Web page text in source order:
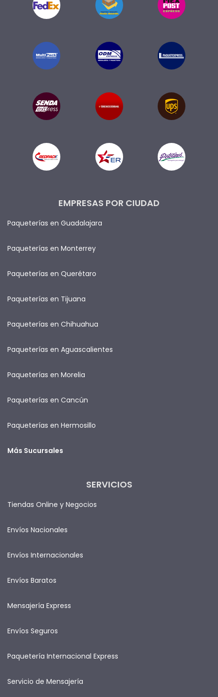
EMPRESAS POR CIUDAD
Paqueterías en Guadalajara
Paqueterías en Monterrey
Paqueterías en Querétaro
Paqueterías en Tijuana
Paqueterías en Chihuahua
Paqueterías en Aguascalientes
Paqueterías en Morelia
Paqueterías en Cancún
Paqueterías en Hermosillo
Más Sucursales
SERVICIOS
Tiendas Online y Negocios
Envíos Nacionales
Envíos Internacionales
Envíos Baratos
Mensajería Express
Envíos Seguros
Paquetería Internacional Express
Servicio de Mensajería